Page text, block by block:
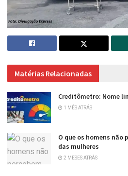
Matérias Relacionadas
Creditômetro: Nome
1 MÊS ATRÁS
O que os homens não
das mulheres
2 MESES ATRÁS